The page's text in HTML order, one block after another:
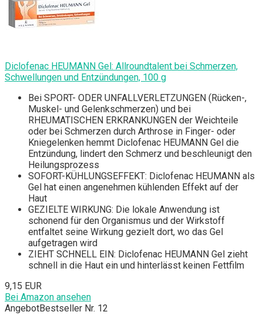
Diclofenac HEUMANN Gel: Allroundtalent bei Schmerzen,
Schwellungen und Entzündungen, 100 g
Bei SPORT- ODER UNFALLVERLETZUNGEN (Rücken-,
Muskel- und Gelenkschmerzen) und bei
RHEUMATISCHEN ERKRANKUNGEN der Weichteile
oder bei Schmerzen durch Arthrose in Finger- oder
Kniegelenken hemmt Diclofenac HEUMANN Gel die
Entzündung, lindert den Schmerz und beschleunigt den
Heilungsprozess
SOFORT-KÜHLUNGSEFFEKT: Diclofenac HEUMANN als
Gel hat einen angenehmen kühlenden Effekt auf der
Haut
GEZIELTE WIRKUNG: Die lokale Anwendung ist
schonend für den Organismus und der Wirkstoff
entfaltet seine Wirkung gezielt dort, wo das Gel
aufgetragen wird
ZIEHT SCHNELL EIN: Diclofenac HEUMANN Gel zieht
schnell in die Haut ein und hinterlässt keinen Fettfilm
9,15 EUR
Bei Amazon ansehen
AngebotBestseller Nr. 12